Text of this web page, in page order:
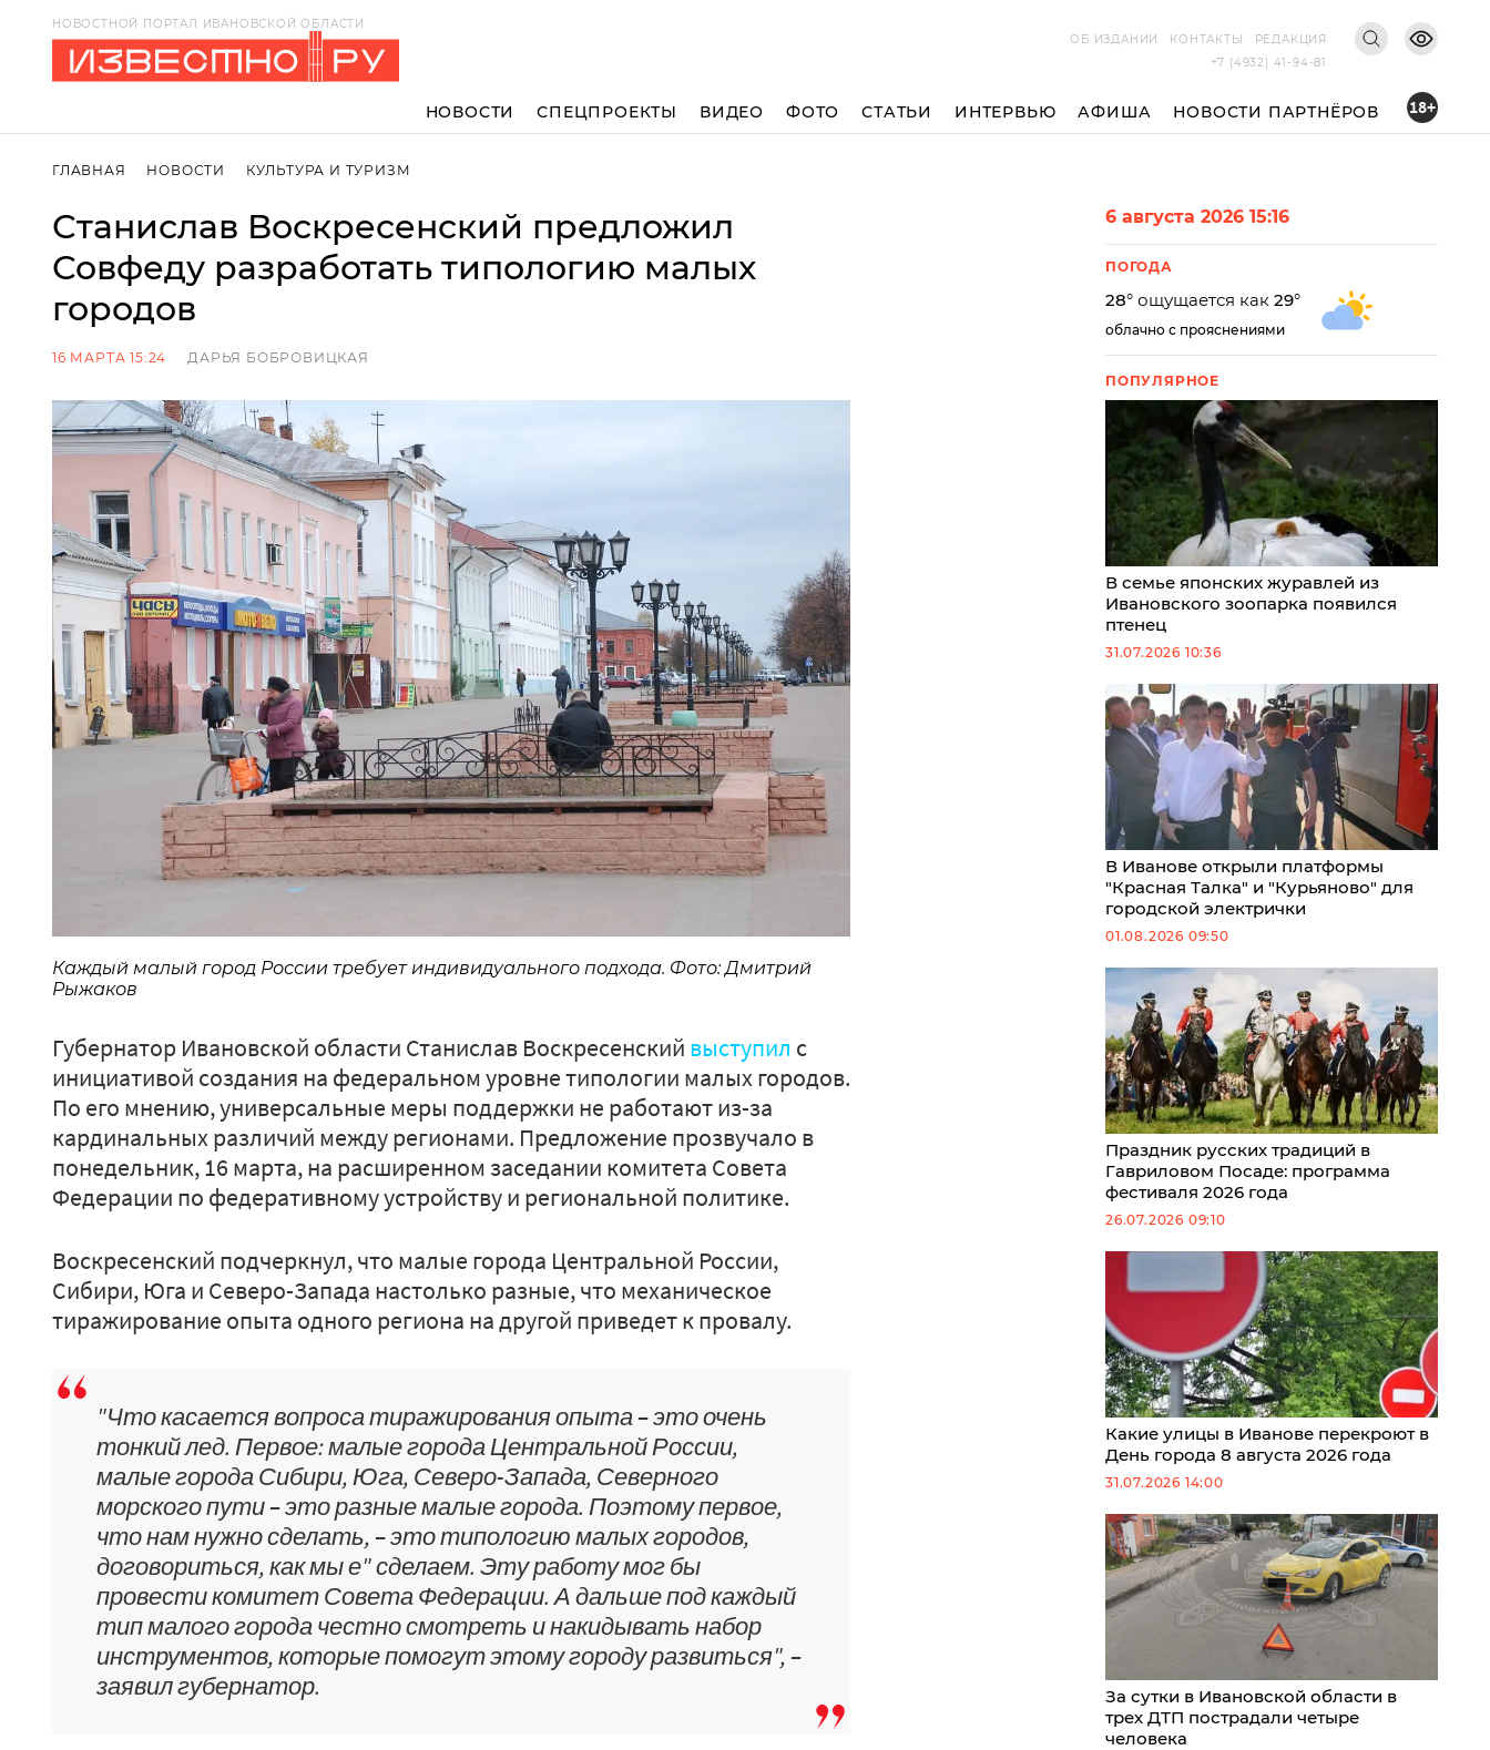
НОВОСТНОЙ ПОРТАЛ ИВАНОВСКОЙ ОБЛАСТИ
ОБ ИЗДАНИИ
КОНТАКТЫ
РЕДАКЦИЯ
+7 (4932) 41-94-81
НОВОСТИ СПЕЦПРОЕКТЫ ВИДЕО ФОТО СТАТЬИ ИНТЕРВЬЮ АФИША НОВОСТИ ПАРТНЁРОВ 18+
ГЛАВНАЯ НОВОСТИ КУЛЬТУРА И ТУРИЗМ
Станислав Воскресенский предложил
Совфеду разработать типологию малых
городов
16 МАРТА 15:24 ДАРЬЯ БОБРОВИЦКАЯ
Каждый малый город России требует индивидуального подхода. Фото: Дмитрий
Рыжаков
Губернатор Ивановской области Станислав Воскресенский выступил с
инициативой создания на федеральном уровне типологии малых городов.
По его мнению, универсальные меры поддержки не работают из-за
кардинальных различий между регионами. Предложение прозвучало в
понедельник, 16 марта, на расширенном заседании комитета Совета
Федерации по федеративному устройству и региональной политике.
Воскресенский подчеркнул, что малые города Центральной России,
Сибири, Юга и Северо-Запада настолько разные, что механическое
тиражирование опыта одного региона на другой приведет к провалу.
"Что касается вопроса тиражирования опыта – это очень
тонкий лед. Первое: малые города Центральной России,
малые города Сибири, Юга, Северо-Запада, Северного
морского пути – это разные малые города. Поэтому первое,
что нам нужно сделать, – это типологию малых городов,
договориться, как мы е" сделаем. Эту работу мог бы
провести комитет Совета Федерации. А дальше под каждый
тип малого города честно смотреть и накидывать набор
инструментов, которые помогут этому городу развиться", –
заявил губернатор.
6 августа 2026 15:16
ПОГОДА
28° ощущается как 29°
облачно с прояснениями
ПОПУЛЯРНОЕ
В семье японских журавлей из
Ивановского зоопарка появился
птенец
31.07.2026 10:36
В Иванове открыли платформы
"Красная Талка" и "Курьяново" для
городской электрички
01.08.2026 09:50
Праздник русских традиций в
Гавриловом Посаде: программа
фестиваля 2026 года
26.07.2026 09:10
Какие улицы в Иванове перекроют в
День города 8 августа 2026 года
31.07.2026 14:00
За сутки в Ивановской области в
трех ДТП пострадали четыре
человека